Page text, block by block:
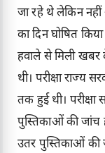
जा रहे थे लेकिन
का दिन घोषित
हवाले से मिली खबर
थी। परीक्षा राज्य
तक हुई थी।
पुस्तिकाओं की जांच
उतर पुस्तिकाओं की